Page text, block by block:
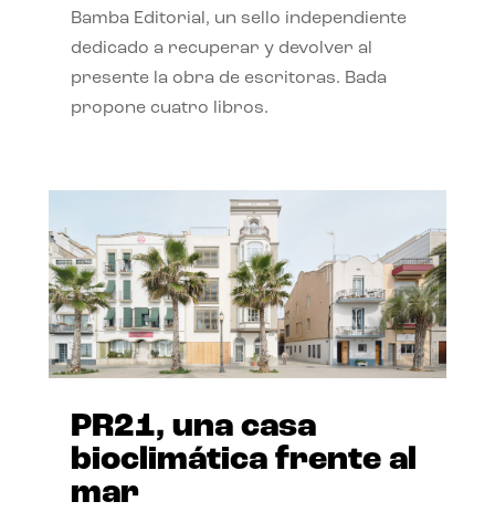
Bamba Editorial, un sello independiente
dedicado a recuperar y devolver al
presente la obra de escritoras. Bada
propone cuatro libros.
PR21, una casa
bioclimática frente al
mar